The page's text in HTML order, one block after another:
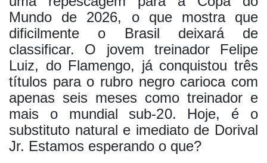
Mundo de 2026, o que mostra que
dificilmente o Brasil deixará de
classificar. O jovem treinador Felipe
Luiz, do Flamengo, já conquistou três
títulos para o rubro negro carioca com
apenas seis meses como treinador e
mais o mundial sub-20. Hoje, é o
substituto natural e imediato de Dorival
Jr. Estamos esperando o que?